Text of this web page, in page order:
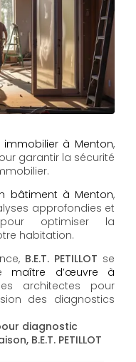
à Menton,
garantir la sécurité
bâtiment à Menton,
approfondies et
optimiser la
habitation.
B.E.T. PETILLOT se
maître d’œuvre à
architectes pour
des diagnostics
diagnostic
B.E.T. PETILLOT